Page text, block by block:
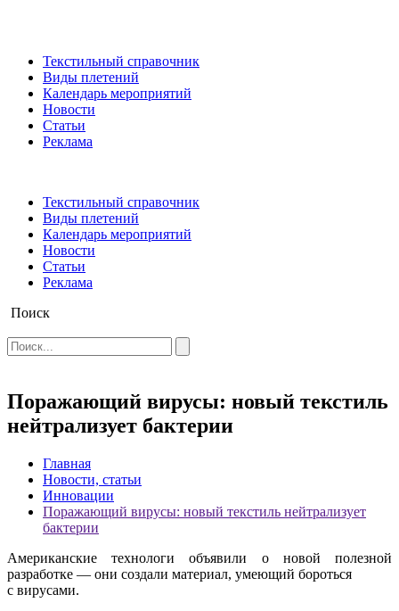
Текстильный справочник
Виды плетений
Календарь мероприятий
Новости
Статьи
Реклама
Текстильный справочник
Виды плетений
Календарь мероприятий
Новости
Статьи
Реклама
Поиск
Поражающий вирусы: новый текстиль
нейтрализует бактерии
Главная
Новости, статьи
Инновации
Поражающий вирусы: новый текстиль нейтрализует
бактерии
Американские технологи объявили о новой полезной
разработке — они создали материал, умеющий бороться
с вирусами.